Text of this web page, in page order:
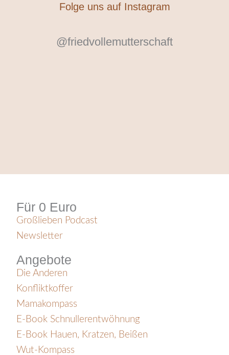
Folge uns auf Instagram
@friedvollemutterschaft
Für 0 Euro
Großlieben Podcast
Newsletter
Angebote
Die Anderen
Konfliktkoffer
Mamakompass
E-Book Schnullerentwöhnung
E-Book Hauen, Kratzen, Beißen
Wut-Kompass